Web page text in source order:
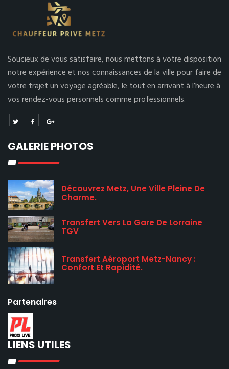
Soucieux de vous satisfaire, nous mettons à votre disposition
notre expérience et nos connaissances de la ville pour faire de
votre trajet un voyage agréable, le tout en arrivant à l’heure à
vos rendez-vous personnels comme professionnels.
GALERIE PHOTOS
Découvrez Metz, Une Ville Pleine De
Charme.
Transfert Vers La Gare De Lorraine
TGV
Transfert Aéroport Metz-Nancy :
Confort Et Rapidité.
Partenaires
LIENS UTILES